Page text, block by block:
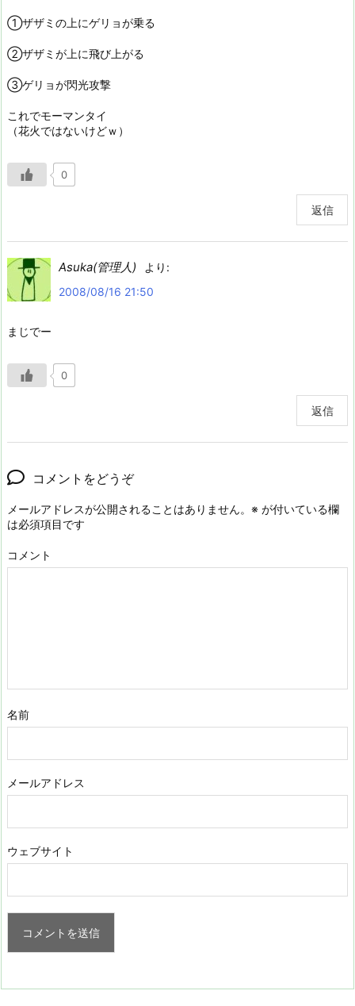
①ザザミの上にゲリョが乗る
②ザザミが上に飛び上がる
③ゲリョが閃光攻撃
これでモーマンタイ
（花火ではないけどｗ）
0
返信
Asuka(管理人)
より:
2008/08/16 21:50
まじでー
0
返信
コメントをどうぞ
メールアドレスが公開されることはありません。 ※ が付いている欄
は必須項目です
コメント
名前
メールアドレス
ウェブサイト